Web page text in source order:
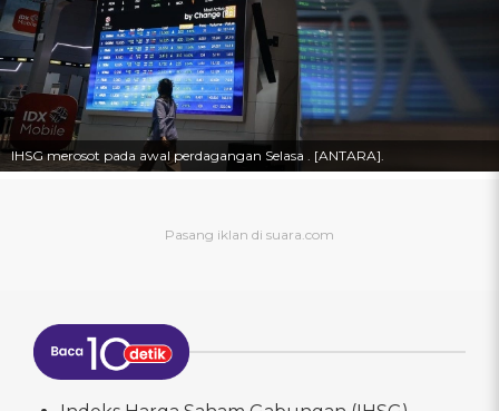
IHSG merosot pada awal perdagangan Selasa . [ANTARA].